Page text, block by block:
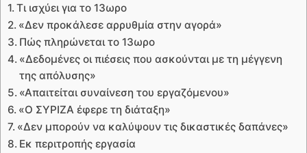
Τι ισχύει για το 13ωρο
«Δεν προκάλεσε αρρυθμία στην αγορά»
Πώς πληρώνεται το 13ωρο
«Δεδομένες οι πιέσεις που ασκούνται με τη μέγγενη
της απόλυσης»
«Απαιτείται συναίνεση του εργαζόμενου»
«Ο ΣΥΡΙΖΑ έφερε τη διάταξη»
«Δεν μπορούν να καλύψουν τις δικαστικές δαπάνες»
Εκ περιτροπής εργασία